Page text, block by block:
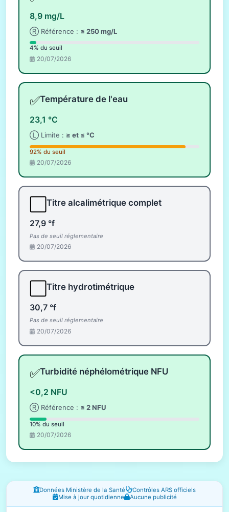
8,9 mg/L
Ⓡ Référence : ≤ 250 mg/L
4% du seuil
20/07/2026
✅Température de l'eau
23,1 °C
Ⓛ Limite : ≥ et ≤ °C
92% du seuil
20/07/2026
Titre alcalimétrique complet
27,9 °f
Pas de seuil réglementaire
20/07/2026
Titre hydrotimétrique
30,7 °f
Pas de seuil réglementaire
20/07/2026
✅Turbidité néphélométrique NFU
<0,2 NFU
Ⓡ Référence : ≤ 2 NFU
10% du seuil
20/07/2026
Fenêtres d'information
Données Ministère de la Santé
Contrôles ARS officiels
Mise à jour quotidienne
Aucune publicité